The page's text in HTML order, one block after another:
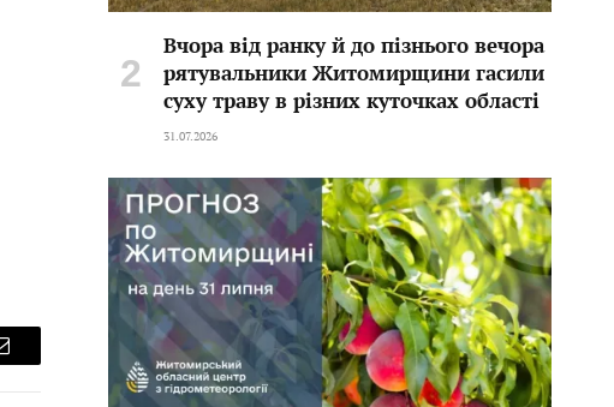
Вчора від ранку й до пізнього вечора
рятувальники Житомирщини гасили
суху траву в різних куточках області
31.07.2026